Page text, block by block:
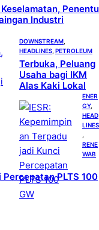
Penentu
Industri
DOWNSTREAM
HEADLINES PETROLEUM
Terbuka, Peluang
Usaha bagi IKM
Alas Kaki Lokal
ENER
GY
HEAD
LINES
RENE
WAB
Percepatan PLTS 100